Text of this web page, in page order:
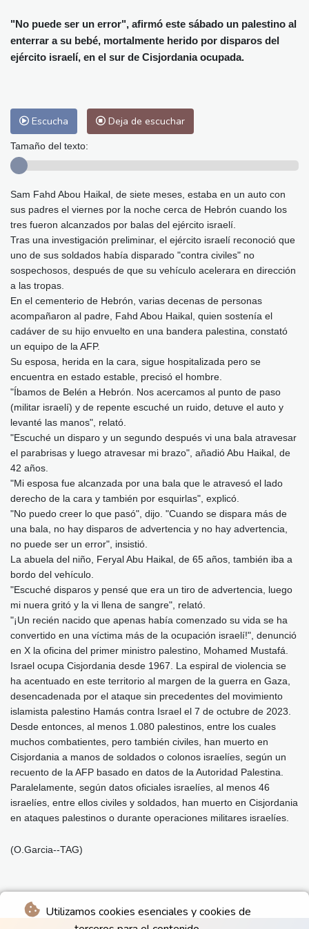
Utilizamos cookies esenciales y cookies de
Málaga
27 °C Murcia
29 °C
Las Palmas de Gran Canaria
27 °C
Ibiza
29 °C Buenos Aires
12 °C
Panama City
33 °C
"No puede ser un error", afirmó este sábado un palestino al
enterrar a su bebé, mortalmente herido por disparos del
ejército israelí, en el sur de Cisjordania ocupada.
Escucha Deja de escuchar
Tamaño del texto:
Sam Fahd Abou Haikal, de siete meses, estaba en un auto con
sus padres el viernes por la noche cerca de Hebrón cuando los
tres fueron alcanzados por balas del ejército israelí.
Tras una investigación preliminar, el ejército israelí reconoció que
uno de sus soldados había disparado "contra civiles" no
sospechosos, después de que su vehículo acelerara en dirección
a las tropas.
En el cementerio de Hebrón, varias decenas de personas
acompañaron al padre, Fahd Abou Haikal, quien sostenía el
cadáver de su hijo envuelto en una bandera palestina, constató
un equipo de la AFP.
Su esposa, herida en la cara, sigue hospitalizada pero se
encuentra en estado estable, precisó el hombre.
"Íbamos de Belén a Hebrón. Nos acercamos al punto de paso
(militar israelí) y de repente escuché un ruido, detuve el auto y
levanté las manos", relató.
"Escuché un disparo y un segundo después vi una bala atravesar
el parabrisas y luego atravesar mi brazo", añadió Abu Haikal, de
42 años.
"Mi esposa fue alcanzada por una bala que le atravesó el lado
derecho de la cara y también por esquirlas", explicó.
"No puedo creer lo que pasó", dijo. "Cuando se dispara más de
una bala, no hay disparos de advertencia y no hay advertencia,
no puede ser un error", insistió.
La abuela del niño, Feryal Abu Haikal, de 65 años, también iba a
bordo del vehículo.
"Escuché disparos y pensé que era un tiro de advertencia, luego
mi nuera gritó y la vi llena de sangre", relató.
"¡Un recién nacido que apenas había comenzado su vida se ha
convertido en una víctima más de la ocupación israelí!", denunció
en X la oficina del primer ministro palestino, Mohamed Mustafá.
Israel ocupa Cisjordania desde 1967. La espiral de violencia se
ha acentuado en este territorio al margen de la guerra en Gaza,
desencadenada por el ataque sin precedentes del movimiento
islamista palestino Hamás contra Israel el 7 de octubre de 2023.
Desde entonces, al menos 1.080 palestinos, entre los cuales
muchos combatientes, pero también civiles, han muerto en
Cisjordania a manos de soldados o colonos israelíes, según un
recuento de la AFP basado en datos de la Autoridad Palestina.
Paralelamente, según datos oficiales israelíes, al menos 46
israelíes, entre ellos civiles y soldados, han muerto en Cisjordania
en ataques palestinos o durante operaciones militares israelíes.
(O.Garcia--TAG)